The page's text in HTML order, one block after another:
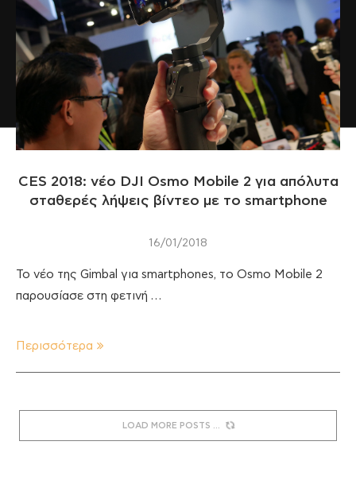
CES 2018: νέο DJI Osmo Mobile 2 για απόλυτα
σταθερές λήψεις βίντεο με το smartphone
16/01/2018
Το νέο της Gimbal για smartphones, το Osmo Mobile 2
παρουσίασε στη φετινή …
Περισσότερα
LOAD MORE POSTS